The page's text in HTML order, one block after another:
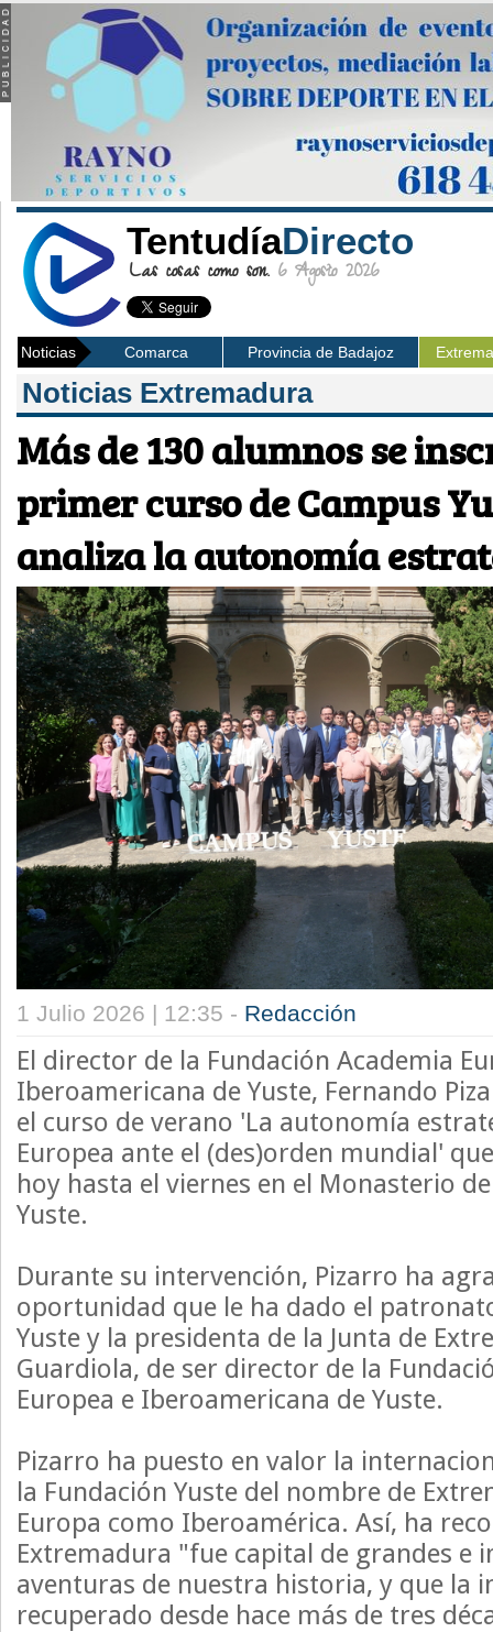
TentudíaDirecto
Las cosas como son. 6 Agosto 2026
Noticias Comarca Provincia de Badajoz
Noticias Extremadura
Más de 130 alumnos se
primer curso de Campus
analiza la autonomía
1 Julio 2026 | 12:35 - Redacción
El director de la Fundación Academia
Iberoamericana de Yuste, Fernando
el curso de verano 'La autonomía
Europea ante el (des)orden mundial'
hoy hasta el viernes en el Monasterio
Yuste.
Durante su intervención, Pizarro ha
oportunidad que le ha dado el
Yuste y la presidenta de la Junta de
Guardiola, de ser director de la
Europea e Iberoamericana de Yuste.
Pizarro ha puesto en valor la
la Fundación Yuste del nombre de
Europa como Iberoamérica. Así, ha
Extremadura "fue capital de grandes e
aventuras de nuestra historia, y que la
recuperado desde hace más de tres